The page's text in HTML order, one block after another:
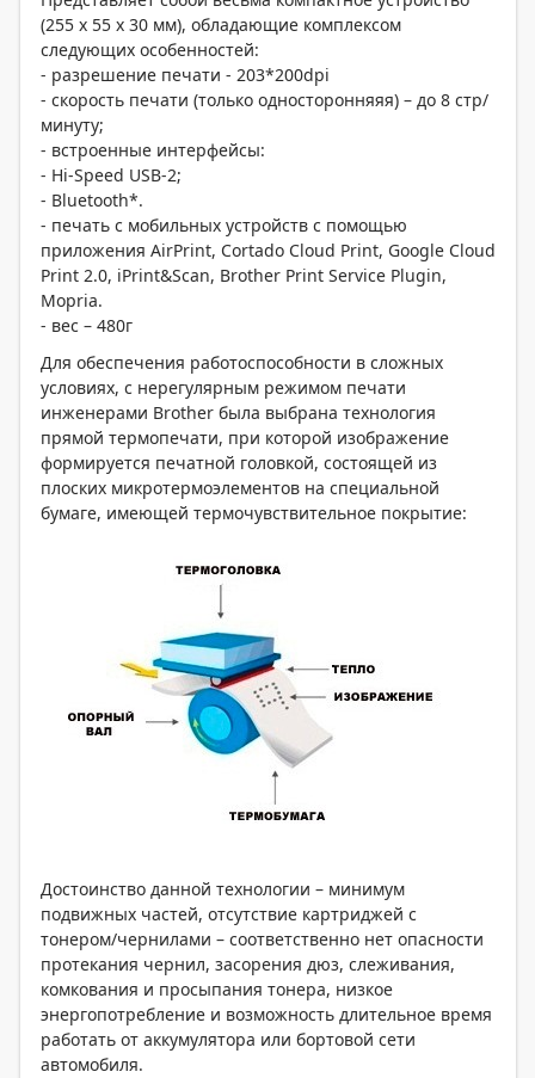
(255 x 55 x 30 мм), обладающие комплексом
следующих особенностей:
- разрешение печати - 203*200dpi
- скорость печати (только односторонняяя) – до 8 стр/
минуту;
- встроенные интерфейсы:
- Hi-Speed USB-2;
- Bluetooth*.
- печать с мобильных устройств с помощью
приложения AirPrint, Cortado Cloud Print, Google Cloud
Print 2.0, iPrint&Scan, Brother Print Service Plugin,
Mopria.
- вес – 480г
Для обеспечения работоспособности в сложных
условиях, с нерегулярным режимом печати
инженерами Brother была выбрана технология
прямой термопечати, при которой изображение
формируется печатной головкой, состоящей из
плоских микротермоэлементов на специальной
бумаге, имеющей термочувствительное покрытие:
Достоинство данной технологии – минимум
подвижных частей, отсутствие картриджей с
тонером/чернилами – соответственно нет опасности
протекания чернил, засорения дюз, слеживания,
комкования и просыпания тонера, низкое
энергопотребление и возможность длительное время
работать от аккумулятора или бортовой сети
автомобиля.